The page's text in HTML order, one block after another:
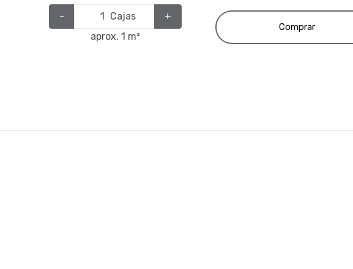
- Cajas
+
aprox. 1 m²
Comprar